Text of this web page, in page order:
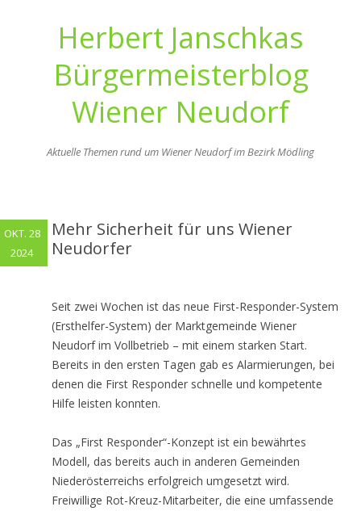
Herbert Janschkas
Bürgermeisterblog
Wiener Neudorf
Aktuelle Themen rund um Wiener Neudorf im Bezirk Mödling
Mehr Sicherheit für uns Wiener
Neudorfer
Seit zwei Wochen ist das neue First-Responder-System
(Ersthelfer-System) der Marktgemeinde Wiener
Neudorf im Vollbetrieb – mit einem starken Start.
Bereits in den ersten Tagen gab es Alarmierungen, bei
denen die First Responder schnelle und kompetente
Hilfe leisten konnten.
Das „First Responder“-Konzept ist ein bewährtes
Modell, das bereits auch in anderen Gemeinden
Niederösterreichs erfolgreich umgesetzt wird.
Freiwillige Rot-Kreuz-Mitarbeiter, die eine umfassende
OKT. 28
2024